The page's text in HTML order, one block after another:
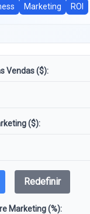
Marketing ROI
Vendas ($):
($):
Redefinir
Marketing (%):